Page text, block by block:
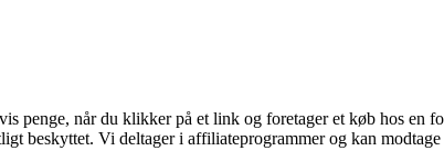
penge, når du klikker på et link og foretager et køb hos en
beskyttet. Vi deltager i affiliateprogrammer og kan